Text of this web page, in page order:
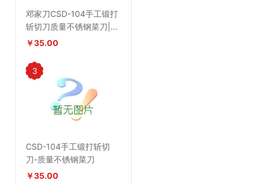
邓家刀CSD-104手工锻打
斩切刀质量不锈钢菜刀|厨
师**菜刀
￥35.00
3
CSD-104手工锻打斩切
刀-质量不锈钢菜刀
￥35.00